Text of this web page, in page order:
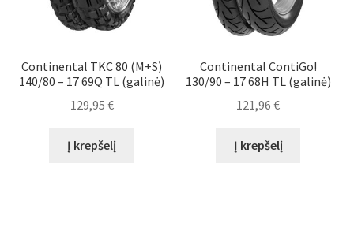
Continental TKC 80 (M+S)
140/80 – 17 69Q TL (galinė)
129,95 €
Į krepšelį
Continental ContiGo!
130/90 – 17 68H TL (galinė)
121,96€
Į krepšelį